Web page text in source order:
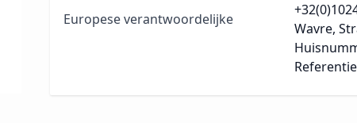
Europese verantwoordelijke
Wavre,